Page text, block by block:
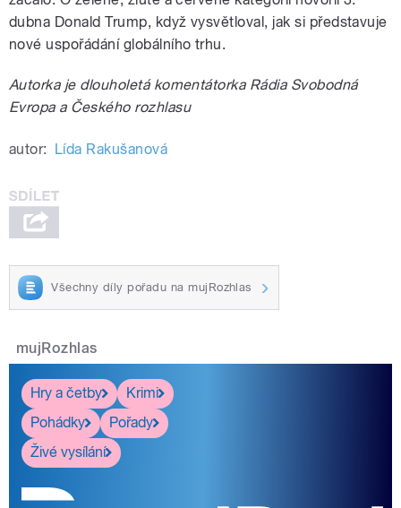
dubna Donald Trump, když vysvětloval, jak si představuje
nové uspořádání globálního trhu.
Autorka je dlouholetá komentátorka Rádia Svobodná
Evropa a Českého rozhlasu
autor: Lída Rakušanová
Všechny díly pořadu na mujRozhlas
mujRozhlas
Hry a četby
Krimi
Pohádky
Pořady
Živé vysílání